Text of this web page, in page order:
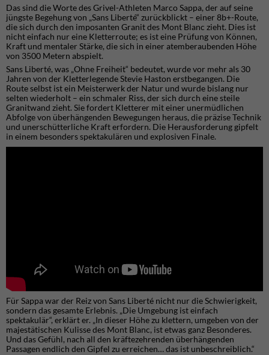
Das sind die Worte des Grivel-Athleten Marco Sappa, der auf seine
jüngste Begehung von „Sans Liberté“ zurückblickt – einer 8b+-Route,
die sich durch den imposanten Granit des Mont Blanc zieht. Dies ist
nicht einfach nur eine Kletterroute; es ist eine Prüfung von Können,
Kraft und mentaler Stärke, die sich in einer atemberaubenden Höhe
von 3500 Metern abspielt.
Sans Liberté, was „Ohne Freiheit“ bedeutet, wurde vor mehr als 30
Jahren von der Kletterlegende Stevie Haston erstbegangen. Die
Route selbst ist ein Meisterwerk der Natur und wurde bislang nur
selten wiederholt – ein schmaler Riss, der sich durch eine steile
Granitwand zieht. Sie fordert Kletterer mit einer unermüdlichen
Abfolge von überhängenden Bewegungen heraus, die präzise Technik
und unerschütterliche Kraft erfordern. Die Herausforderung gipfelt
in einem besonders spektakulären und explosiven Finale.
Für Sappa war der Reiz von Sans Liberté nicht nur die Schwierigkeit,
sondern das gesamte Erlebnis. „Die Umgebung ist einfach
spektakulär“, erklärt er. „In dieser Höhe zu klettern, umgeben von der
majestätischen Kulisse des Mont Blanc, ist etwas ganz Besonderes.
Und das Gefühl, nach all den kräftezehrenden überhängenden
Passagen endlich den Gipfel zu erreichen… das ist unbeschreiblich.“